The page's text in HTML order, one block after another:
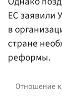
ЕС заявили
в
стране
реформы.